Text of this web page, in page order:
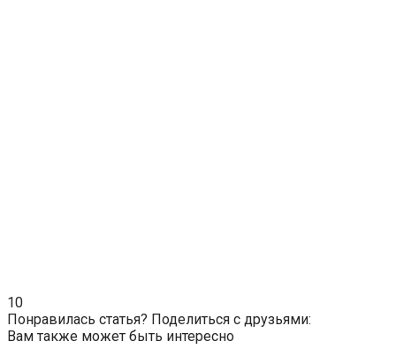
10
Понравилась статья? Поделиться с друзьями:
Вам также может быть интересно